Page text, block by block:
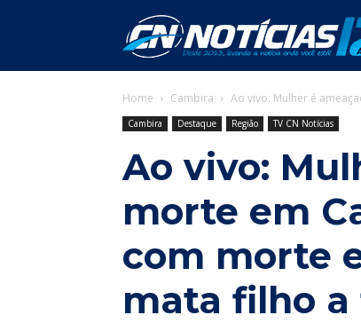
Home Cambira Ao vivo: Mulher é
Cambira Destaque Região TV CN Notícias
Ao vivo:
morte em
com morte
mata filho a